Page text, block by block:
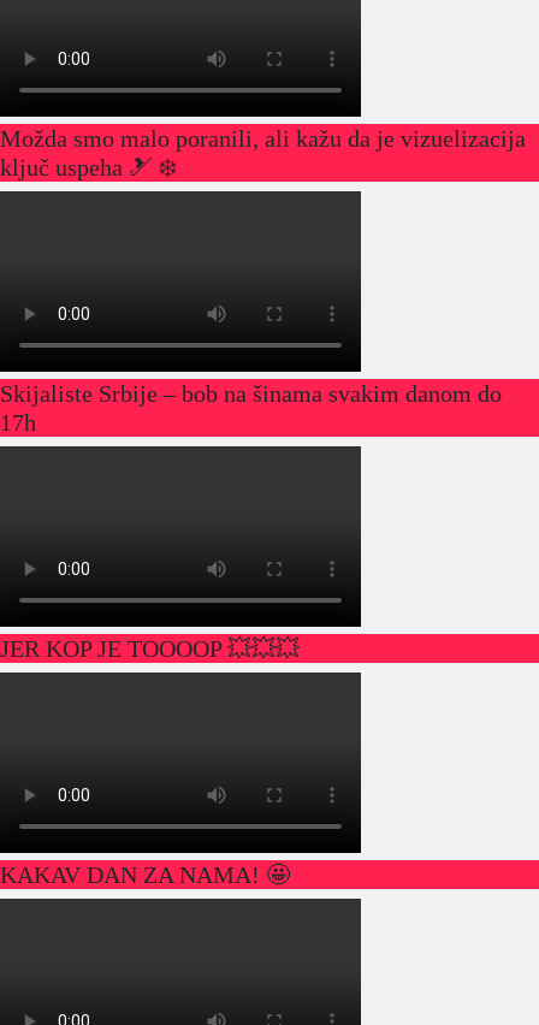
Možda smo malo poranili, ali kažu da je vizuelizacija
ključ uspeha 🎿 ❄️
Skijaliste Srbije – bob na šinama svakim danom do
17h
JER KOP JE TOOOOP 💥💥💥
KAKAV DAN ZA NAMA! 🤩